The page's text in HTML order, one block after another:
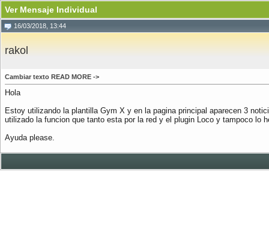
Ver Mensaje Individual
16/03/2018, 13:44
rakol
Cambiar texto READ MORE ->
Hola
Estoy utilizando la plantilla Gym X y en la pagina principal aparecen 3
utilizado la funcion que tanto esta por la red y el plugin Loco y tampoco lo
Ayuda please.